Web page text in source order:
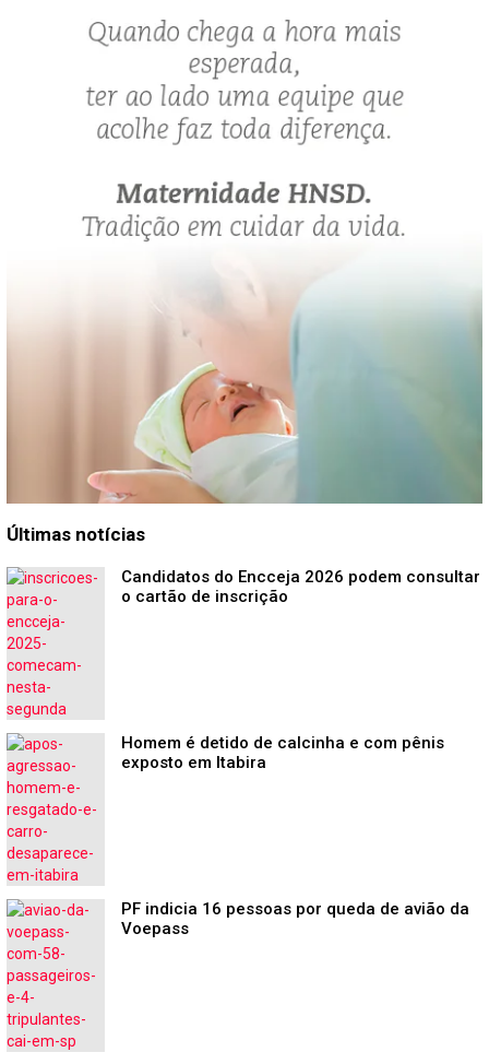
Últimas notícias
Candidatos do Encceja 2026 podem consultar
o cartão de inscrição
Homem é detido de calcinha e com pênis
exposto em Itabira
PF indicia 16 pessoas por queda de avião da
Voepass